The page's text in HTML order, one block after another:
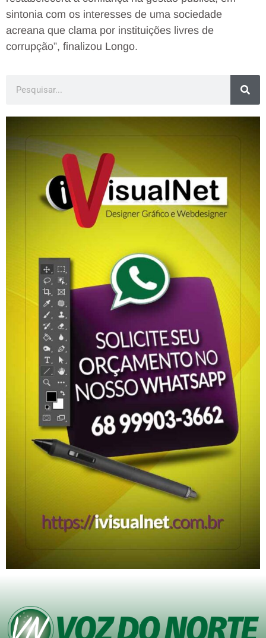
sintonia com os interesses de uma sociedade
acreana que clama por instituições livres de
corrupção”, finalizou Longo.